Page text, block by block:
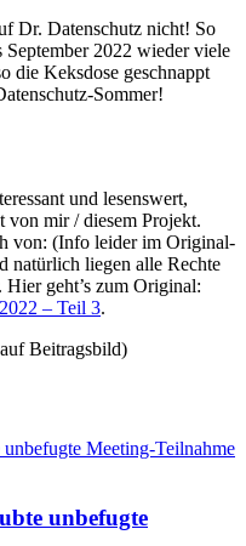
Dr. Datenschutz nicht! So
September 2022 wieder viele
die Keksdose geschnappt
Sommer!
und lesenswert,
von mir / diesem Projekt.
von: (Info leider im Original-
natürlich liegen alle Rechte
Hier geht’s zum Original:
– Teil 3.
Beitragsbild)
unbefugte